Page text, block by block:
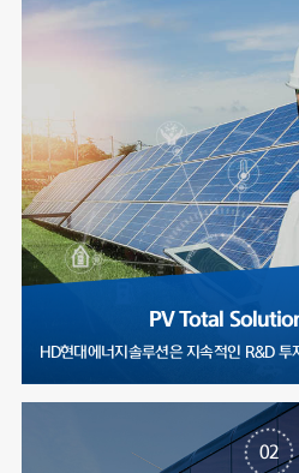
PV Total
HD현대에너지솔루션은 지속적인 R&D
02